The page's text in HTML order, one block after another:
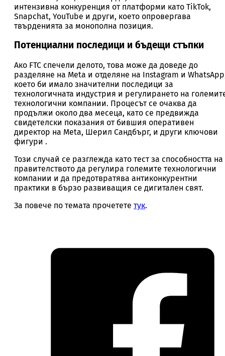
интензивна конкуренция от платформи като TikTok,
Snapchat, YouTube и други, което опровергава
твърденията за монополна позиция.
Потенциални последици и бъдещи стъпки
Ако FTC спечели делото, това може да доведе до
разделяне на Meta и отделяне на Instagram и
което би имало значителни последици за
технологичната индустрия и регулирането на
технологични компании. Процесът се очаква да
продължи около два месеца, като се предвижда
свидетелски показания от бившия оперативен
директор на Meta, Шерил Сандбърг, и други ключови
фигури .
Този случай се разглежда като тест за способността на
правителството да регулира големите технологични
компании и да предотвратява антиконкурентни
практики в бързо развиващия се дигитален свят.
За повече по темата прочетете тук.